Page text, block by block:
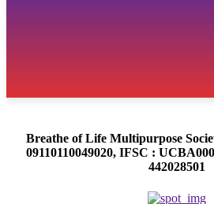
Breathe of Life Multipurpose
09110110049020, IFSC :
442028501